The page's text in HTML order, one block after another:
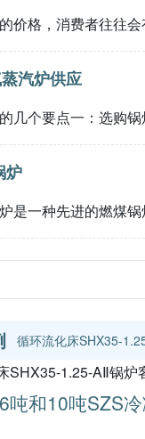
价格，消费者往往
汽炉供应
几个要点一：选购
炉
是一种先进的燃煤
循环流化床SHX35-
吨和10吨SZS